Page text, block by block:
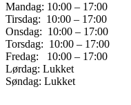
Mandag: 10:00 – 17:00
Tirsdag: 10:00 – 17:00
Onsdag: 10:00 – 17:00
Torsdag: 10:00 – 17:00
Fredag: 10:00 – 17:00
Lørdag: Lukket
Søndag: Lukket